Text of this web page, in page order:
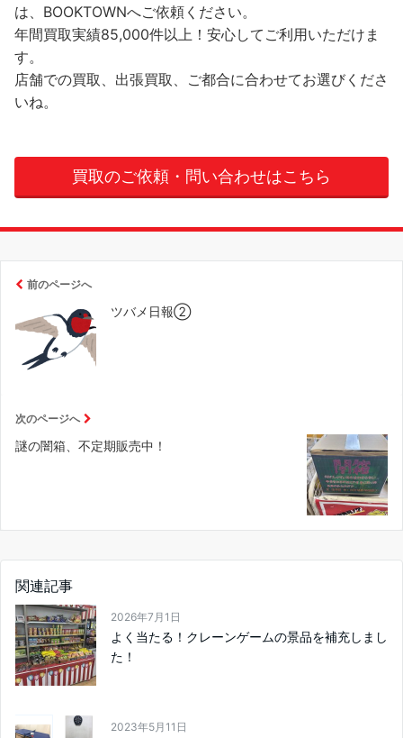
は、BOOKTOWNへご依頼ください。
年間買取実績85,000件以上！安心してご利用いただけま
す。
店舗での買取、出張買取、ご都合に合わせてお選びくださ
いね。
買取のご依頼・問い合わせはこちら
前のページへ
ツバメ日報②
次のページへ
謎の闇箱、不定期販売中！
関連記事
2026年7月1日
よく当たる！クレーンゲームの景品を補充しまし
た！
2023年5月11日